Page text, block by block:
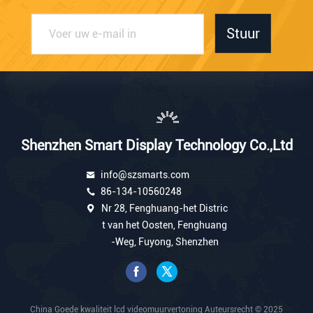
Stuur
Shenzhen Smart Display Technology Co.,Ltd
info@szsmarts.com
86-134-10560248
Nr 28, Fenghuang-het Distric
t van het Oosten, Fenghuang
-Weg, Fuyong, Shenzhen
China Goede kwaliteit lcd videomuurvertoning Auteursrecht © 2025